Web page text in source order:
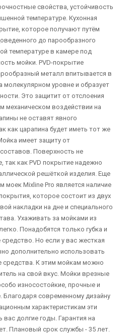
свойства, устойчивость
температуре. Кухонная
которое получают путём
до парообразного
температуре в камере под
мойки. PVD-покрытие
металл впитывается в
молекулярном уровне и образует
Это защитит от отслоения
механическом воздействии на
не оставят явного
как царапина будет иметь тот же
имеет защиту от
Поверхность не
так как PVD покрытие надежно
решёткой изделия. Еще
моек Mixline Pro является наличие
которое состоит из двух
накладки на дне и специального
Ухаживать за мойками из
Понадобятся только губка и
Но если у вас жесткая
дополнительно использовать
средства. К этим мойкам можно
на свой вкус. Мойки врезные
износостойкие, прочные и
Благодаря современному дизайну
характеристикам эти
вас долгие годы. Гарантия на
Плановый срок службы - 35 лет.